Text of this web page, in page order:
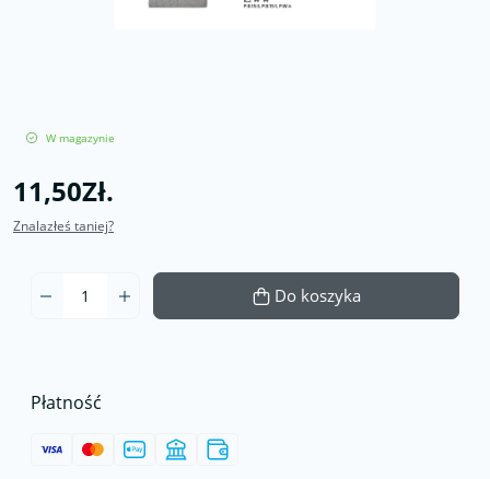
W magazynie
11,50Zł.
Znalazłeś taniej?
Do koszyka
Płatność